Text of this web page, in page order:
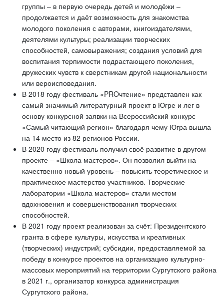
группы – в первую очередь детей и молодёжи –
продолжается и даёт возможность для знакомства
молодого поколения с авторами, книгоиздателями,
деятелями культуры; реализации творческих
способностей, самовыражения; создания условий для
воспитания терпимости подрастающего поколения,
дружеских чувств к сверстникам другой национальности
или вероисповедания.
В 2018 году фестиваль «PROчтение» представлен как
самый значимый литературный проект в Югре и лег в
основу конкурсной заявки на Всероссийский конкурс
«Самый читающий регион» благодаря чему Югра вышла
на 14 место из 82 регионов России.
В 2020 году фестиваль получил своё развитие в другом
проекте – «Школа мастеров». Он позволил выйти на
качественно новый уровень – повысить теоретическое и
практическое мастерство участников. Творческие
лаборатории «Школа мастеров» стали местом
вдохновения и совершенствования творческих
способностей.
В 2021 году проект реализован за счёт: Президентского
гранта в сфере культуры, искусства и креативных
(творческих) индустрий; субсидии, предоставляемой за
победу в конкурсе проектов на организацию культурно-
массовых мероприятий на территории Сургутского района
в 2021 г., организатор конкурса администрация
Сургутского района.